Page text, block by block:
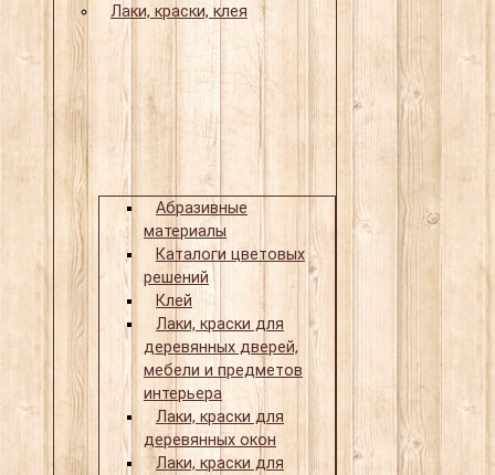
Лаки, краски, клея
Абразивные
материалы
Каталоги цветовых
решений
Клей
Лаки, краски для
деревянных дверей,
мебели и предметов
интерьера
Лаки, краски для
деревянных окон
Лаки, краски для